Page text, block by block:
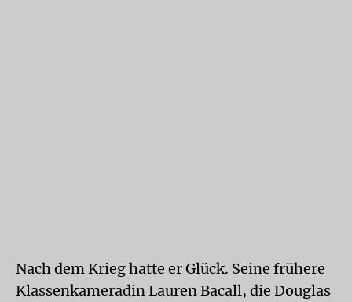
Nach dem Krieg hatte er Glück. Seine frühere
Klassenkameradin Lauren Bacall, die Douglas